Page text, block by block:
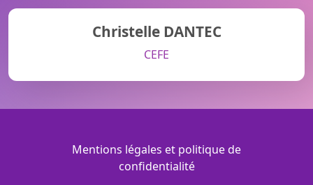
Christelle DANTEC
CEFE
Menu Footer
Mentions légales et politique de
confidentialité